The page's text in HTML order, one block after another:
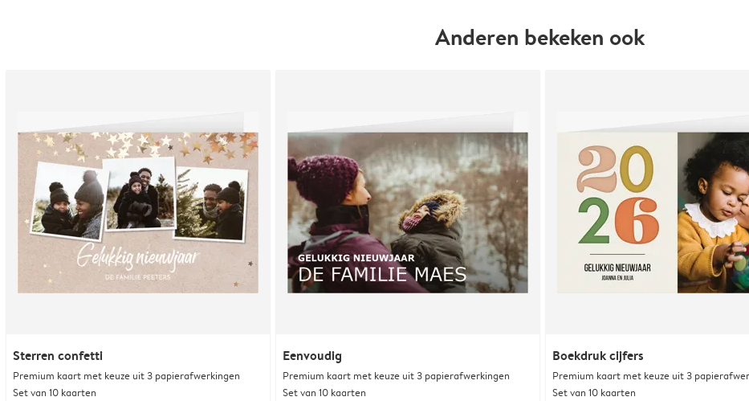
Anderen bekeken ook
Sterren confetti
Premium kaart met keuze uit 3 papierafwerkingen
Set van 10 kaarten
Eenvoudig
Premium kaart met keuze uit 3 papierafwerkingen
Set van 10 kaarten
Boekdruk cijfers
Premium kaart met keuze uit 3
Set van 10 kaarten